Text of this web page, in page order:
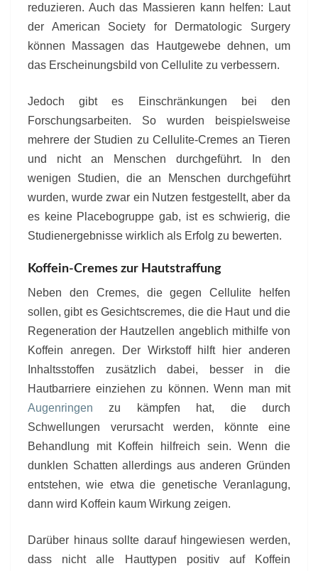
reduzieren. Auch das Massieren kann helfen: Laut
der American Society for Dermatologic Surgery
können Massagen das Hautgewebe dehnen, um
das Erscheinungsbild von Cellulite zu verbessern.
Jedoch gibt es Einschränkungen bei den
Forschungsarbeiten. So wurden beispielsweise
mehrere der Studien zu Cellulite-Cremes an Tieren
und nicht an Menschen durchgeführt. In den
wenigen Studien, die an Menschen durchgeführt
wurden, wurde zwar ein Nutzen festgestellt, aber da
es keine Placebogruppe gab, ist es schwierig, die
Studienergebnisse wirklich als Erfolg zu bewerten.
Koffein-Cremes zur Hautstraffung
Neben den Cremes, die gegen Cellulite helfen
sollen, gibt es Gesichtscremes, die die Haut und die
Regeneration der Hautzellen angeblich mithilfe von
Koffein anregen. Der Wirkstoff hilft hier anderen
Inhaltsstoffen zusätzlich dabei, besser in die
Hautbarriere einziehen zu können. Wenn man mit
Augenringen zu kämpfen hat, die durch
Schwellungen verursacht werden, könnte eine
Behandlung mit Koffein hilfreich sein. Wenn die
dunklen Schatten allerdings aus anderen Gründen
entstehen, wie etwa die genetische Veranlagung,
dann wird Koffein kaum Wirkung zeigen.
Darüber hinaus sollte darauf hingewiesen werden,
dass nicht alle Hauttypen positiv auf Koffein